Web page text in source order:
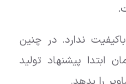
ندارد. در چنین
ابتدا پیشنهاد تولید